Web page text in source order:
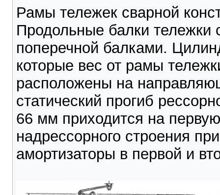
Рамы тележек сварной
Продольные балки
поперечной балками.
которые вес от рамы
расположены на
статический прогиб
66 мм приходится на
надрессорного строения
амортизаторы в первой и